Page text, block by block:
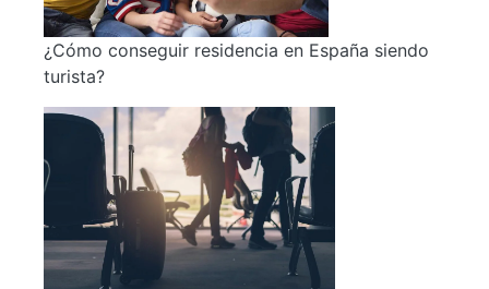
¿Cómo conseguir residencia en España siendo
turista?